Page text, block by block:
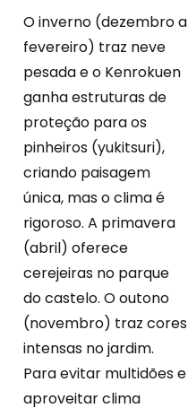
O inverno (dezembro a
fevereiro) traz neve
pesada e o Kenrokuen
ganha estruturas de
proteção para os
pinheiros (yukitsuri),
criando paisagem
única, mas o clima é
rigoroso. A primavera
(abril) oferece
cerejeiras no parque
do castelo. O outono
(novembro) traz cores
intensas no jardim.
Para evitar multidões e
aproveitar clima